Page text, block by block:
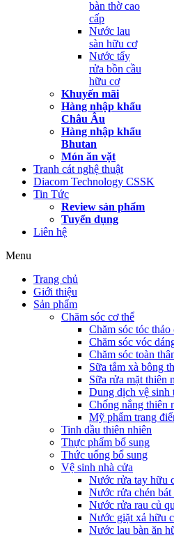
bàn thờ cao
cấp
Nước lau
sàn hữu cơ
Nước tẩy
rửa bồn cầu
hữu cơ
Khuyến mãi
Hàng nhập khẩu
Châu Âu
Hàng nhập khẩu
Bhutan
Món ăn vặt
Tranh cát nghệ thuật
Diacom Technology CSSK
Tin Tức
Review sản phẩm
Tuyển dụng
Liên hệ
Menu
Trang chủ
Giới thiệu
Sản phẩm
Chăm sóc cơ thể
Chăm sóc tóc thảo
Chăm sóc vóc
Chăm sóc toàn
Sữa tắm xà bông
Sữa rửa mặt thiên
Dung dịch vệ sinh
Chống nắng thiên
Mỹ phẩm trang
Tinh dầu thiên nhiên
Thực phẩm bổ sung
Thức uống bổ sung
Vệ sinh nhà cửa
Nước rửa tay hữu
Nước rửa chén
Nước rửa rau củ
Nước giặt xả hữu
Nước lau bàn ăn